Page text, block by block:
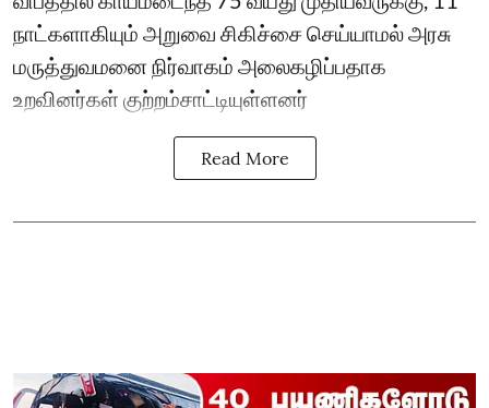
நாட்களாகியும் அறுவை சிகிச்சை செய்யாமல் அரசு
மருத்துவமனை நிர்வாகம் அலைகழிப்பதாக
உறவினர்கள் குற்றம்சாட்டியுள்ளனர்
Read More